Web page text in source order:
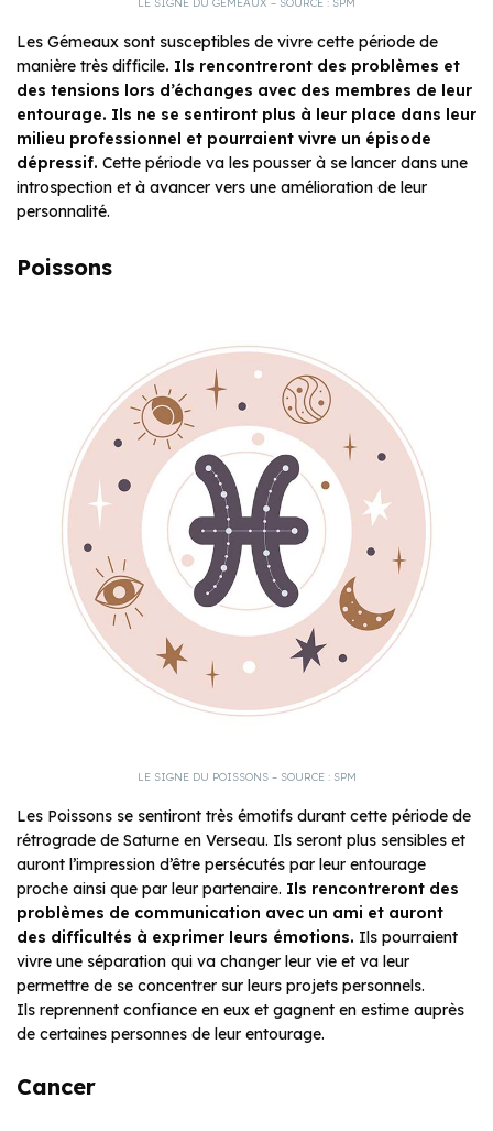
Les Gémeaux sont susceptibles de vivre cette période de
manière très difficile. Ils rencontreront des problèmes et
des tensions lors d’échanges avec des membres de leur
entourage. Ils ne se sentiront plus à leur place dans leur
milieu professionnel et pourraient vivre un épisode
dépressif. Cette période va les pousser à se lancer dans une
introspection et à avancer vers une amélioration de leur
personnalité.
Poissons
LE SIGNE DU POISSONS – SOURCE : SPM
Les Poissons se sentiront très émotifs durant cette période de
rétrograde de Saturne en Verseau. Ils seront plus sensibles et
auront l’impression d’être persécutés par leur entourage
proche ainsi que par leur partenaire. Ils rencontreront des
problèmes de communication avec un ami et auront
des difficultés à exprimer leurs émotions. Ils pourraient
vivre une séparation qui va changer leur vie et va leur
permettre de se concentrer sur leurs projets personnels.
Ils reprennent confiance en eux et gagnent en estime auprès
de certaines personnes de leur entourage.
Cancer